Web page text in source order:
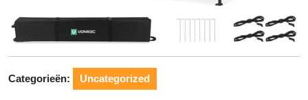
Categorieën: Uncategorized